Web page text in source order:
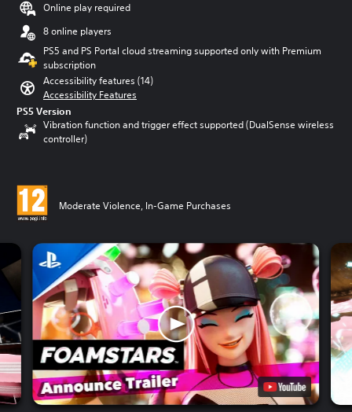
Online play required
8 online players
PS5 and PS Portal cloud streaming supported only with Premium
subscription
Accessibility features (14)
Accessibility Features
PS5 Version
Vibration function and trigger effect supported (DualSense wireless
controller)
Moderate Violence, In-Game Purchases